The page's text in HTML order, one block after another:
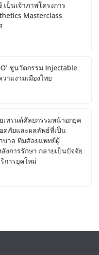
ป็นเจ้าภาพโครงการ
Masterclass
ชูนวัตกรรม Injectable
ามงามเมืองไทย
เทรนด์ศัลยกรรมหน้าอกยุค
ดภัยและผลลัพธ์ที่เป็น
บาล ทีมศัลยแพทย์ผู้
งการรักษา กลายเป็นปัจจัย
การยุคใหม่